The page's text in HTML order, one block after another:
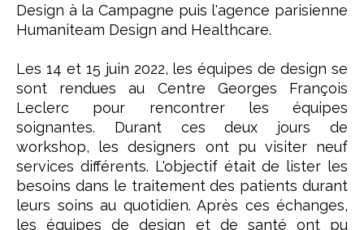
Design à la Campagne puis l'agence parisienne
Humaniteam Design and Healthcare.
Les 14 et 15 juin 2022, les équipes de design se
sont rendues au Centre Georges François
Leclerc pour rencontrer les équipes
soignantes. Durant ces deux jours de
workshop, les designers ont pu visiter neuf
services différents. L'objectif était de lister les
besoins dans le traitement des patients durant
leurs soins au quotidien. Après ces échanges,
les équipes de design et de santé ont pu